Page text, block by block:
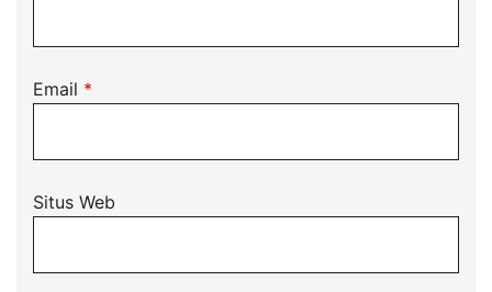
Email *
Situs Web